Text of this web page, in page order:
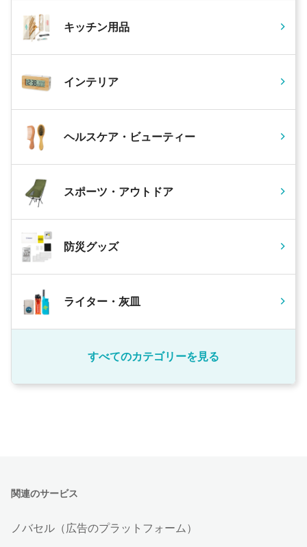
キッチン用品
インテリア
ヘルスケア・ビューティー
スポーツ・アウトドア
防災グッズ
ライター・灰皿
すべてのカテゴリーを見る
関連のサービス
ノバセル（広告のプラットフォーム）